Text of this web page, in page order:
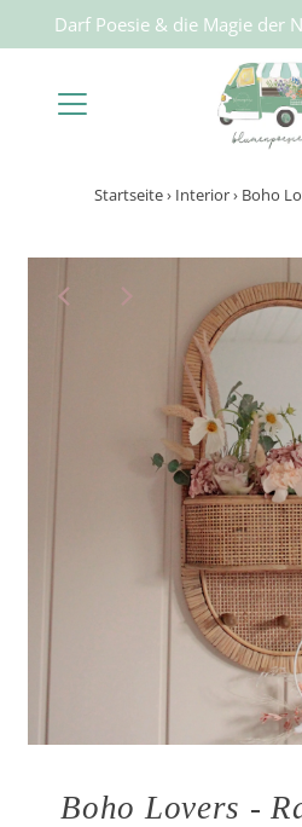
Darf Poesie & die Magie der
Startseite› Interior› Boho
Boho Lovers -